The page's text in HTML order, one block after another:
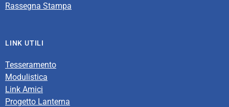
Rassegna Stampa
LINK UTILI
Tesseramento
Modulistica
Link Amici
Progetto Lanterna